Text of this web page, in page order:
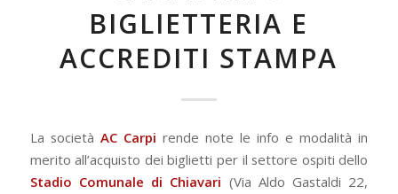
BIGLIETTERIA E
ACCREDITI STAMPA
La società AC Carpi rende note le info e modalità in
merito all’acquisto dei biglietti per il settore ospiti dello
Stadio Comunale di Chiavari (Via Aldo Gastaldi 22,